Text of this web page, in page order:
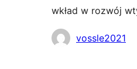
wkład w rozwój
Zaangażowani
vossle2021